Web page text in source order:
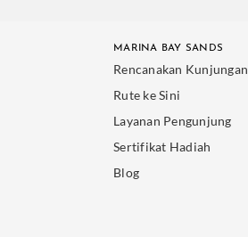
MARINA BAY SANDS
Rencanakan Kunjungan
Rute ke Sini
Layanan Pengunjung
Sertifikat Hadiah
Blog